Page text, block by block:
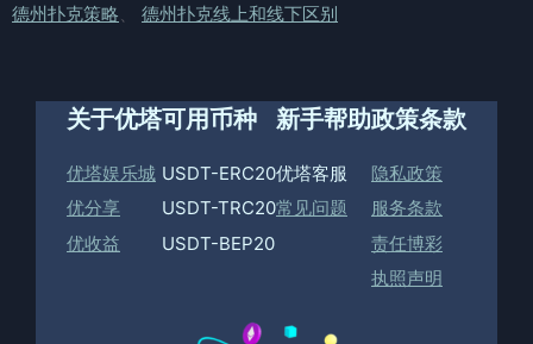
德州扑克策略
德州扑克线上和线下区别
关于优塔
优塔娱乐城
优分享
优收益
可用币种
USDT-ERC20
USDT-TRC20
USDT-BEP20
新手帮助
优塔客服
常见问题
政策条款
隐私政策
服务条款
责任博彩
执照声明